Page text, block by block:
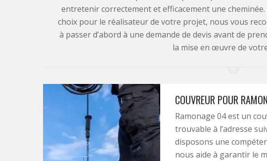
entretenir correctement et efficacement une
choix pour le réalisateur de votre projet, nous vous
à passer d’abord à une demande de devis avant de
la mise en œuvre de
COUVREUR POUR
Ramonage 04 est un
trouvable à l’adresse
disposons une
nous aide à garantir le